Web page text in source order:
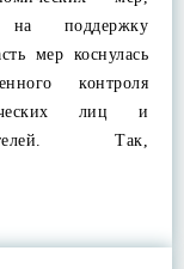
поддержку
мер коснулась
контроля
лиц и
Так,